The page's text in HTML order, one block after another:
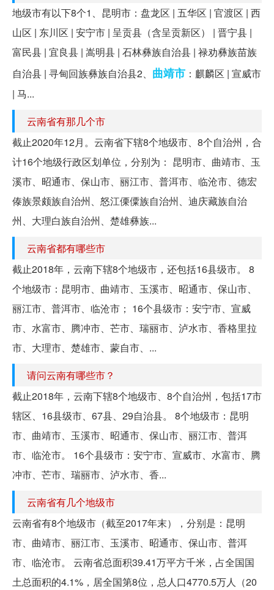
地级市有以下8个1、昆明市：盘龙区 | 五华区 | 官渡区 | 西
山区 | 东川区 | 安宁市 | 呈贡县（含呈贡新区） | 晋宁县 |
富民县 | 宜良县 | 嵩明县 | 石林彝族自治县 | 禄劝彝族苗族
自治县 | 寻甸回族彝族自治县2、 曲靖市 ：麒麟区 | 宣威市
| 马...
云南省有那几个市
截止2020年12月。云南省下辖8个地级市、8个自治州，合
计16个地级行政区划单位，分别为： 昆明市、曲靖市、玉
溪市、昭通市、保山市、丽江市、普洱市、临沧市、德宏
傣族景颇族自治州、怒江傈僳族自治州、迪庆藏族自治
州、大理白族自治州、楚雄彝族...
云南省都有哪些市
截止2018年，云南下辖8个地级市，还包括16县级市。 8
个地级市：昆明市、曲靖市、玉溪市、昭通市、保山市、
丽江市、普洱市、临沧市； 16个县级市：安宁市、宣威
市、水富市、腾冲市、芒市、瑞丽市、泸水市、香格里拉
市、大理市、楚雄市、蒙自市、...
请问云南有哪些市？
截止2018年，云南下辖8个地级市、8个自治州，包括17市
辖区、16县级市、67县、29自治县。 8个地级市：昆明
市、曲靖市、玉溪市、昭通市、保山市、丽江市、普洱
市、临沧市。 16个县级市：安宁市、宣威市、水富市、腾
冲市、芒市、瑞丽市、泸水市、香...
云南省有几个地级市
云南省有8个地级市（截至2017年末），分别是：昆明
市、曲靖市、丽江市、玉溪市、昭通市、保山市、普洱
市、临沧市。 云南省总面积39.41万平方千米，占全国国
土总面积的4.1%，居全国第8位，总人口4770.5万人（20